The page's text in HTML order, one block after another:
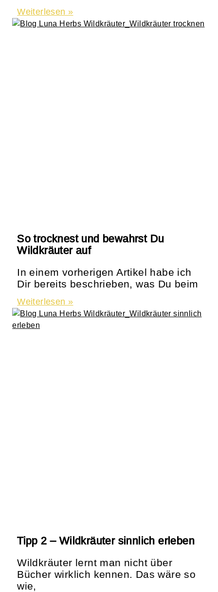
Weiterlesen »
So trocknest und bewahrst Du
Wildkräuter auf
In einem vorherigen Artikel habe ich
Dir bereits beschrieben, was Du beim
Weiterlesen »
Tipp 2 – Wildkräuter sinnlich erleben
Wildkräuter lernt man nicht über
Bücher wirklich kennen. Das wäre so
wie,